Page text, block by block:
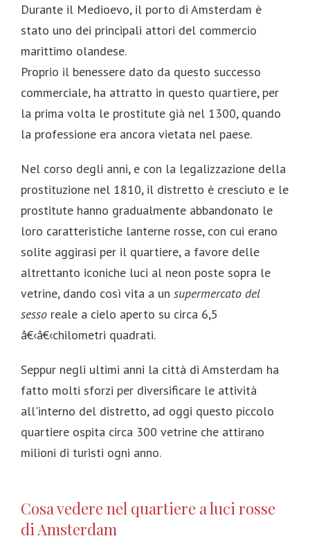
Durante il Medioevo, il porto di Amsterdam è
stato uno dei principali attori del commercio
marittimo olandese.
Proprio il benessere dato da questo successo
commerciale, ha attratto in questo quartiere, per
la prima volta le prostitute già nel 1300, quando
la professione era ancora vietata nel paese.
Nel corso degli anni, e con la legalizzazione della
prostituzione nel 1810, il distretto è cresciuto e le
prostitute hanno gradualmente abbandonato le
loro caratteristiche lanterne rosse, con cui erano
solite aggirasi per il quartiere, a favore delle
altrettanto iconiche luci al neon poste sopra le
vetrine, dando così vita a un supermercato del
sesso reale a cielo aperto su circa 6,5
â€‹â€‹chilometri quadrati.
Seppur negli ultimi anni la città di Amsterdam ha
fatto molti sforzi per diversificare le attività
all'interno del distretto, ad oggi questo piccolo
quartiere ospita circa 300 vetrine che attirano
milioni di turisti ogni anno.
Cosa vedere nel quartiere a luci rosse
di Amsterdam